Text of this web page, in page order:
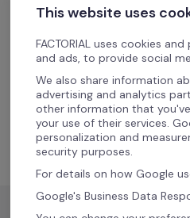
Mantiene
Elimina
This website uses
FACTORIAL uses cookies
and ads, to provide social
We also share information
advertising and analytics
other information that
your use of their services.
personalization and
security purposes.
For details on how Google
Google's Business Data